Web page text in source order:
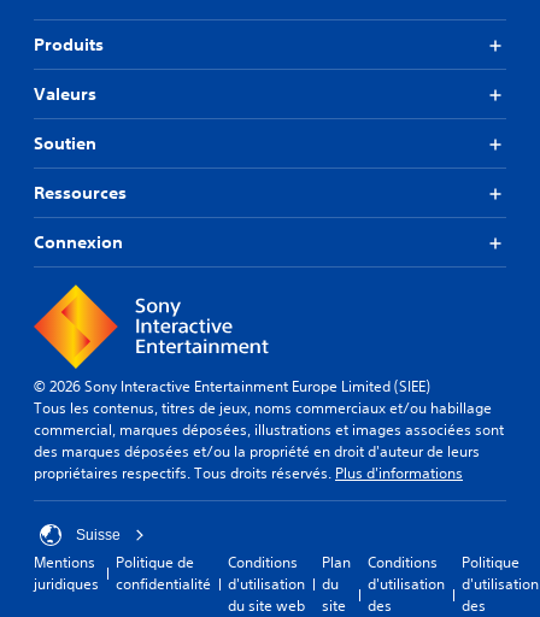
Produits
Valeurs
Soutien
Ressources
Connexion
© 2026 Sony Interactive Entertainment Europe Limited (SIEE)
Tous les contenus, titres de jeux, noms commerciaux et/ou habillage
commercial, marques déposées, illustrations et images associées sont
des marques déposées et/ou la propriété en droit d'auteur de leurs
propriétaires respectifs. Tous droits réservés. Plus d'informations
Suisse
Mentions
juridiques
Politique de
confidentialité
Conditions
d'utilisation
du site web
Plan
du
site
Conditions
d'utilisation
des
Politique
d'utilisation
des